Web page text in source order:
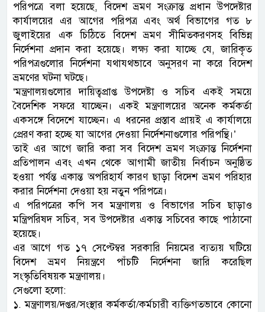
পরিপত্রে বলা হয়েছে, বিদেশ ভ্রমণ সংক্রান্ত প্রধান উপদেষ্টার
কার্যালয়ের এর আগের পরিপত্র এবং অর্থ বিভাগের গত ৮
জুলাইয়ের এক চিঠিতে বিদেশ ভ্রমণ সীমিতকরণসহ বিভিন্ন
নির্দেশনা প্রদান করা হয়েছে। লক্ষ্য করা যাচ্ছে যে, জারিকৃত
পরিপত্রগুলোর নির্দেশনা যথাযথভাবে অনুসরণ না করে বিদেশ
ভ্রমণের ঘটনা ঘটছে।
‘মন্ত্রণালয়গুলোর দায়িত্বপ্রাপ্ত উপদেষ্টা ও সচিব একই সময়ে
বৈদেশিক সফরে যাচ্ছেন। একই মন্ত্রণালয়ের অনেক কর্মকর্তা
একসঙ্গে বিদেশে যাচ্ছেন। এ ধরনের প্রস্তাব প্রায়ই এ কার্যালয়ে
প্রেরণ করা হচ্ছে যা আগের দেওয়া নির্দেশনাগুলোর পরিপন্থি।’
তাই এর আগে জারি করা সব বিদেশ ভ্রমণ সংক্রান্ত নির্দেশনা
প্রতিপালন এবং এখন থেকে আগামী জাতীয় নির্বাচন অনুষ্ঠিত
হওয়া পর্যন্ত একান্ত অপরিহার্য কারণ ছাড়া বিদেশ ভ্রমণ পরিহার
করার নির্দেশনা দেওয়া হয় নতুন পরিপত্রে।
এ পরিপত্রের কপি সব মন্ত্রণালয় ও বিভাগের সচিব ছাড়াও
মন্ত্রিপরিষদ সচিব, সব উপদেষ্টার একান্ত সচিবের কাছে পাঠানো
হয়েছে।
এর আগে গত ১৭ সেপ্টেম্বর সরকারি নিয়মের ব্যত্যয় ঘটিয়ে
বিদেশ ভ্রমণ নিয়ন্ত্রণে পাঁচটি নির্দেশনা জারি করেছিল
সংস্কৃতিবিষয়ক মন্ত্রণালয়।
সেগুলো হলো:
১. মন্ত্রণালয়/দপ্তর/সংস্থার কর্মকর্তা/কর্মচারী ব্যক্তিগতভাবে কোনো